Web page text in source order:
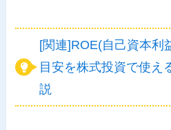
[関連]ROE(自己資本利
目安を株式投資で使え
説